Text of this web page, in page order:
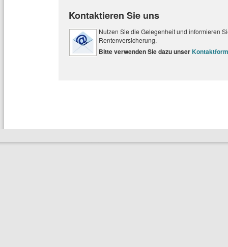
Kontaktieren Sie uns
Nutzen Sie die Gelegenheit und informieren
Rentenversicherung.
Bitte verwenden Sie dazu unser